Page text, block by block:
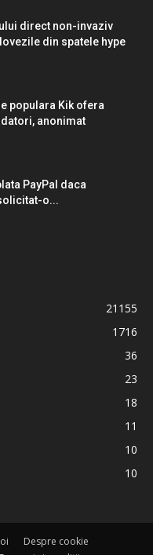
direct non-invaziv
din spatele hype
populara Kik ofera
anonimat
PayPal daca
o...
21155
1716
36
23
18
11
10
10
Despre cookie